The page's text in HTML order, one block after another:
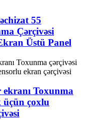
55
Çərçivəsi
Üstü Panel
ekranı Toxunma
üçün çoxlu